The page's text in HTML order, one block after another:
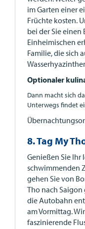
im Garten einer
Früchte kosten.
bei der Sie
Einheimischen
Familie, die sich
Optionaler
Dann macht sich
Unterwegs findet
8. Tag My
Genießen Sie Ihr
schwimmenden
gehen Sie von
Tho nach
die Autobahn
am Vormittag.
faszinierende